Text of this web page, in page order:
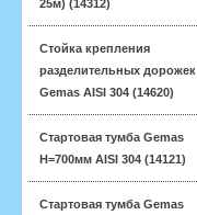
25м) (14312)
Стойка крепления
разделительных дорожек
Gemas AISI 304 (14620)
Стартовая тумба Gemas
H=700мм AISI 304 (14121)
Стартовая тумба Gemas